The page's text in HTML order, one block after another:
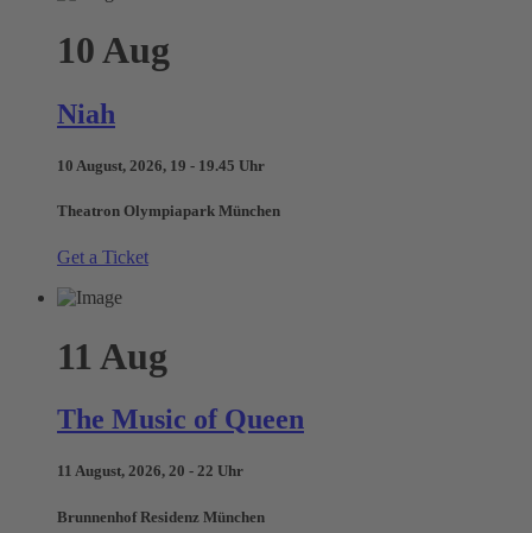
10Aug
Niah
10 August, 2026, 19 - 19.45 Uhr
Theatron Olympiapark München
Get a Ticket
11 Aug
The Music of Queen
11 August, 2026, 20 - 22 Uhr
Brunnenhof Residenz München